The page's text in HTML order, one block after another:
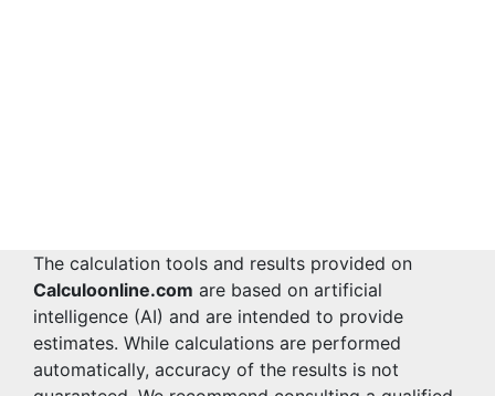
The calculation tools and results provided on
Calculoonline.com are based on artificial
intelligence (AI) and are intended to provide
estimates. While calculations are performed
automatically, accuracy of the results is not